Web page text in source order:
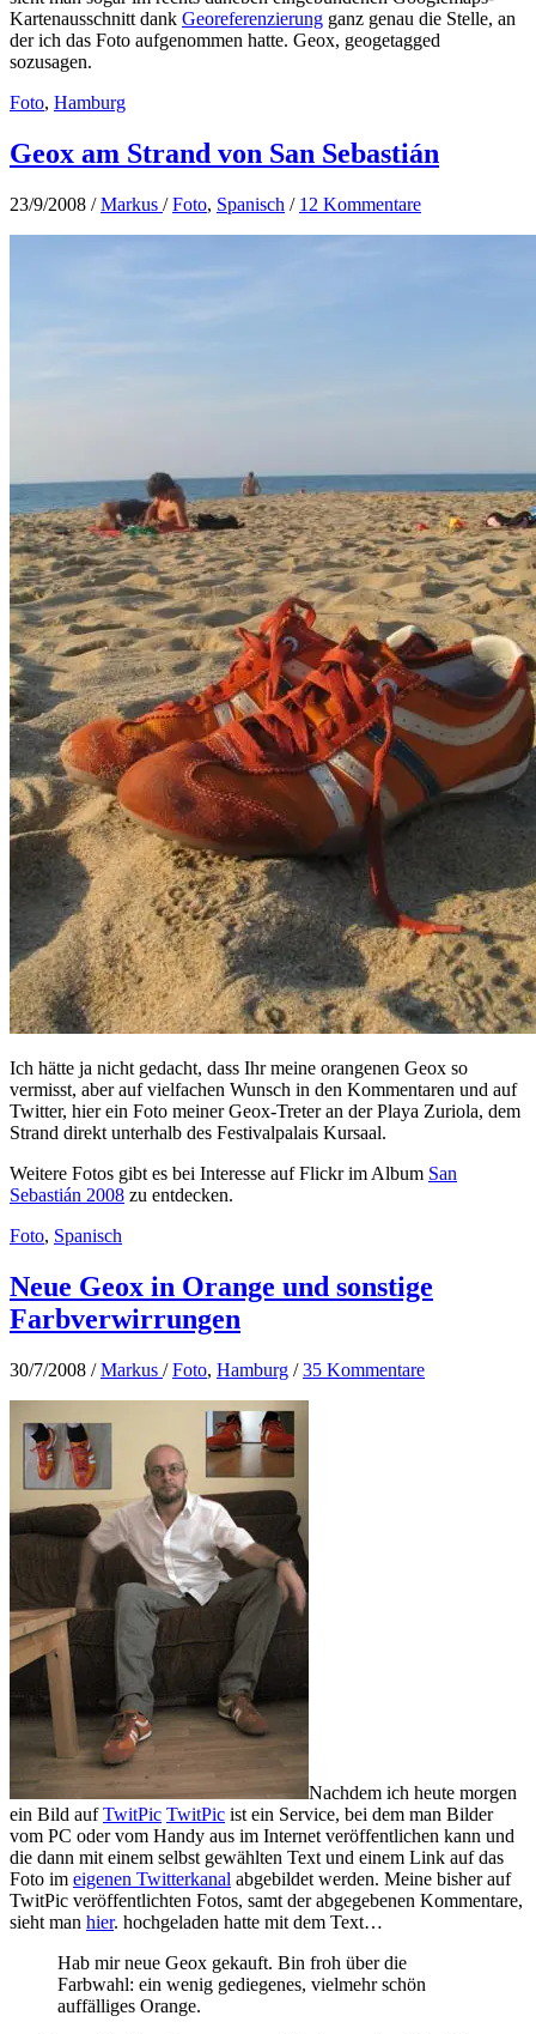
Kartenausschnitt dank Georeferenzierung ganz genau die Stelle, an
der ich das Foto aufgenommen hatte. Geox, geogetagged
sozusagen.
Foto, Hamburg
Geox am Strand von San Sebastián
23/9/2008 /Markus /Foto, Spanisch / 12 Kommentare
Ich hätte ja nicht gedacht, dass Ihr meine orangenen Geox so
vermisst, aber auf vielfachen Wunsch in den Kommentaren und auf
Twitter, hier ein Foto meiner Geox-Treter an der Playa Zuriola, dem
Strand direkt unterhalb des Festivalpalais Kursaal.
Weitere Fotos gibt es bei Interesse auf Flickr im Album San
Sebastián 2008 zu entdecken.
Foto, Spanisch
Neue Geox in Orange und sonstige
Farbverwirrungen
30/7/2008 /Markus /Foto, Hamburg /35 Kommentare
Nachdem ich heute morgen
ein Bild aufTwitPic TwitPic ist ein Service, bei dem man Bilder
vom PC oder vom Handy aus im Internet veröffentlichen kann und
die dann mit einem selbst gewählten Text und einem Link auf das
Foto im eigenen Twitterkanal abgebildet werden. Meine bisher auf
TwitPic veröffentlichten Fotos, samt der abgegebenen Kommentare,
sieht man hier. hochgeladen hatte mit dem Text…
Hab mir neue Geox gekauft. Bin froh über die
Farbwahl: ein wenig gediegenes, vielmehr schön
auffälliges Orange.